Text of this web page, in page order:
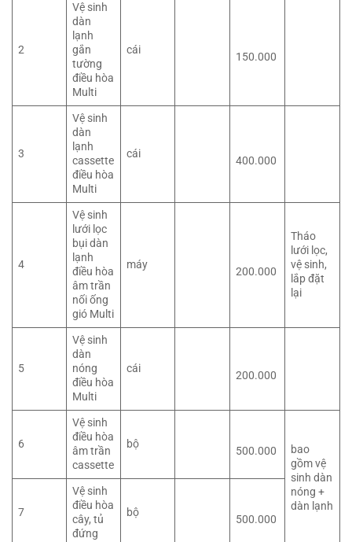
2
Vệ sinh
dàn
lạnh
gắn
tường
điều hòa
Multi
cái
150.000
3
Vệ sinh
dàn
lạnh
cassette
điều hòa
Multi
cái
400.000
4
Vệ sinh
lưới lọc
bụi dàn
lạnh
điều hòa
âm trần
nối ống
gió Multi
máy
200.000
Tháo
lưới lọc,
vệ sinh,
lắp đặt
lại
5
Vệ sinh
dàn
nóng
điều hòa
Multi
cái
200.000
6
Vệ sinh
điều hòa
âm trần
cassette
bộ
500.000
bao
gồm vệ
sinh dàn
nóng +
dàn lạnh
7
Vệ sinh
điều hòa
cây, tủ
đứng
bộ
500.000